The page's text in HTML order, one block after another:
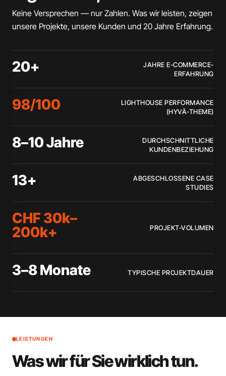
Keine Versprechen — nur Zahlen. Was wir leisten, zeigen
unsere Projekte, unsere Kunden und 20 Jahre Erfahrung.
20+
JAHRE E-COMMERCE-
ERFAHRUNG
98/100
LIGHTHOUSE PERFORMANCE
(HYVÄ-THEME)
8–10 Jahre
DURCHSCHNITTLICHE
KUNDENBEZIEHUNG
13+
ABGESCHLOSSENE CASE
STUDIES
CHF 30k–
200k+
PROJEKT-VOLUMEN
3–8 Monate TYPISCHE PROJEKTDAUER
LEISTUNGEN
Was wir für Siewirklich tun.